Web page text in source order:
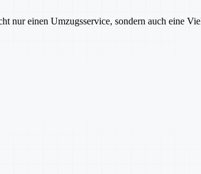
einen Umzugsservice, sondern auch eine